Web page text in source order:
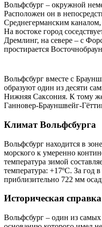
Вольфсбург – окружной
Расположен он в
Среднегерманским
На востоке город
Дремлинг, на севере – с
простирается
Вольфсбург вместе с
образуют один из десяти
Нижняя Саксония. К тому
Ганновер-Брауншвейг-
Климат Вольфсбурга
Вольфсбург находится в
морского к умеренно
температура зимой
температура: +17ºС. За год
приблизительно 722 мм
Историческая
Вольфсбург – один из